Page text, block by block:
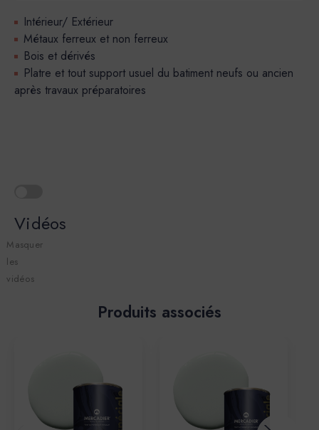
Intérieur/ Extérieur
Métaux ferreux et non ferreux
Bois et dérivés
Platre et tout support usuel du batiment neufs ou ancien
après travaux préparatoires
Vidéos
Masquer
les
vidéos
Produits associés